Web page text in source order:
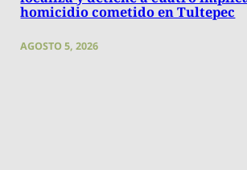
homicidio cometido en Tultepec
AGOSTO 5, 2026